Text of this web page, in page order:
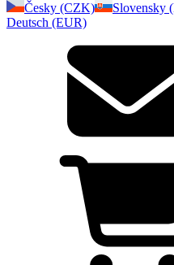
Česky (CZK)
Slovensky
Deutsch (EUR)